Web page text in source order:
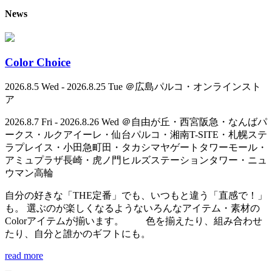
News
Color Choice
2026.8.5 Wed - 2026.8.25 Tue ＠広島パルコ・オンラインスト
ア
2026.8.7 Fri - 2026.8.26 Wed ＠自由が丘・西宮阪急・なんばパ
ークス・ルクアイーレ・仙台パルコ・湘南T-SITE・札幌ステ
ラプレイス・小田急町田・タカシマヤゲートタワーモール・
アミュプラザ長崎・虎ノ門ヒルズステーションタワー・ニュ
ウマン高輪
自分の好きな「THE定番」でも、いつもと違う「直感で！」
も。 選ぶのが楽しくなるようないろんなアイテム・素材の
Colorアイテムが揃います。 色を揃えたり、組み合わせ
たり、自分と誰かのギフトにも。
read more